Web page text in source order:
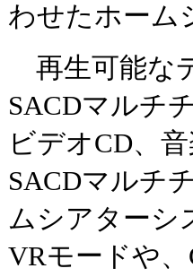
わせたホーム
再生可能な
SACDマルチ
ビデオCD、
SACDマルチ
ムシアターシ
VRモードや